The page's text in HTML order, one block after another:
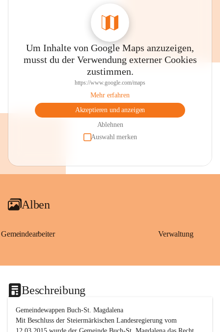
Um Inhalte von Google Maps anzuzeigen,
musst du der Verwendung externer Cookies
zustimmen.
https://www.google.com/maps
Mehr erfahren
Akzeptieren und anzeigen
Ablehnen
Auswahl merken
Alben
Gemeindearbeiter Verwaltung
Beschreibung
Gemeindewappen Buch-St. Magdalena
Mit Beschluss der Steiermärkischen Landesregierung vom